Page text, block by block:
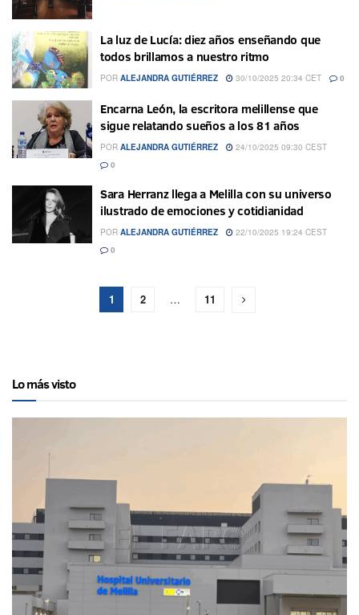
La luz de Lucía: diez años enseñando que
todos brillamos a nuestro ritmo
POR ALEJANDRA GUTIÉRREZ 30/10/2025 20:34 CET 0
Encarna León, la escritora melillense que
sigue relatando sueños a los 81 años
POR ALEJANDRA GUTIÉRREZ
24/10/2025 09:30 CEST
0
Sara Herranz llega a Melilla con su universo
ilustrado de emociones y cotidianidad
POR ALEJANDRA GUTIÉRREZ
22/10/2025 19:24 CEST
0
1 2 … 11
Lo más visto